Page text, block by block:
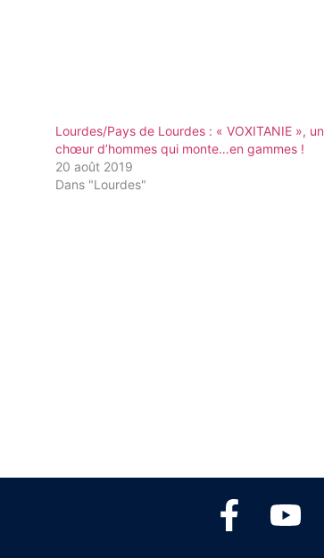
Lourdes/Pays de Lourdes : « VOXITANIE », un
chœur d’hommes qui monte…en gammes !
20 août 2019
Dans "Lourdes"